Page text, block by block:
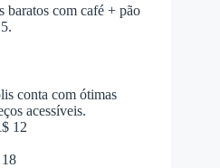
baratos com café + pão
conta com ótimas
acessíveis.
12